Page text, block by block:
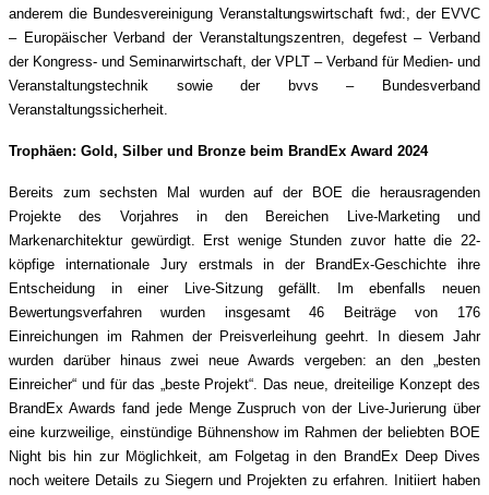
anderem die Bundesvereinigung Veranstaltungswirtschaft fwd:, der EVVC
– Europäischer Verband der Veranstaltungszentren, degefest – Verband
der Kongress- und Seminarwirtschaft, der VPLT – Verband für Medien- und
Veranstaltungstechnik sowie der bvvs – Bundesverband
Veranstaltungssicherheit.
Trophäen: Gold, Silber und Bronze beim BrandEx Award 2024
Bereits zum sechsten Mal wurden auf der BOE die herausragenden
Projekte des Vorjahres in den Bereichen Live-Marketing und
Markenarchitektur gewürdigt. Erst wenige Stunden zuvor hatte die 22-
köpfige internationale Jury erstmals in der BrandEx-Geschichte ihre
Entscheidung in einer Live-Sitzung gefällt. Im ebenfalls neuen
Bewertungsverfahren wurden insgesamt 46 Beiträge von 176
Einreichungen im Rahmen der Preisverleihung geehrt. In diesem Jahr
wurden darüber hinaus zwei neue Awards vergeben: an den „besten
Einreicher“ und für das „beste Projekt“. Das neue, dreiteilige Konzept des
BrandEx Awards fand jede Menge Zuspruch von der Live-Jurierung über
eine kurzweilige, einstündige Bühnenshow im Rahmen der beliebten BOE
Night bis hin zur Möglichkeit, am Folgetag in den BrandEx Deep Dives
noch weitere Details zu Siegern und Projekten zu erfahren. Initiiert haben